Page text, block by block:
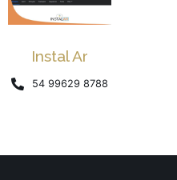
Instal Ar
54 99629 8788